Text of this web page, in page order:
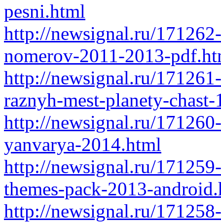
pesni.html
http://newsignal.ru/
nomerov-2011-2013-
http://newsignal.ru/
raznyh-mest-planety-
http://newsignal.ru/
yanvarya-2014.html
http://newsignal.ru/
themes-pack-2013-
http://newsignal.ru/